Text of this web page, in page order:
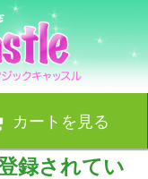
カートを見る
録されてい